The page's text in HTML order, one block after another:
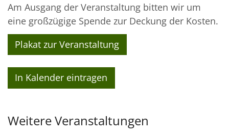
Am Ausgang der Veranstaltung bitten wir um
eine großzügige Spende zur Deckung der Kosten.
Plakat zur Veranstaltung
In Kalender eintragen
Weitere Veranstaltungen